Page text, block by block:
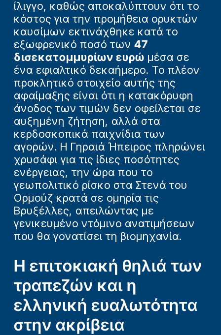
ίλιγγο, καθώς αποκαλύπτουν ότι το
κόστος για την προμήθεια ορυκτών
καυσίμων εκτινάχθηκε κατά το
εξωφρενικό ποσό των 47
δισεκατομμυρίων ευρώ μέσα σε
ένα εφιαλτικό δεκαήμερο. Το πλέον
προκλητικό στοιχείο αυτής της
αφαίμαξης είναι ότι η κατακόρυφη
άνοδος των τιμών δεν οφείλεται σε
αυξημένη ζήτηση, αλλά στα
κερδοσκοπικά παιχνίδια των
αγορών. Η Γηραιά Ήπειρος πληρώνει
χρυσάφι για τις ίδιες ποσότητες
ενέργειας, την ώρα που το
γεωπολιτικό ρίσκο στα Στενά του
Ορμούζ κρατά σε ομηρία τις
Βρυξέλλες, απειλώντας με
γενικευμένο ντόμινο ανατιμήσεων
που θα γονατίσει τη βιομηχανία.
Η επιτοκιακή θηλιά των
τραπεζών και η
ελληνική ευαλωτότητα
στην ακρίβεια